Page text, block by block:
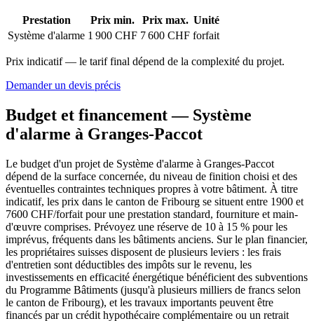
Prestation Prix min. Prix max. Unité
Système d'alarme 1 900 CHF 7 600 CHF forfait
Prix indicatif — le tarif final dépend de la complexité du projet.
Demander un devis précis
Budget et financement — Système
d'alarme à Granges-Paccot
Le budget d'un projet de Système d'alarme à Granges-Paccot
dépend de la surface concernée, du niveau de finition choisi et des
éventuelles contraintes techniques propres à votre bâtiment. À titre
indicatif, les prix dans le canton de Fribourg se situent entre 1900 et
7600 CHF/forfait pour une prestation standard, fourniture et main-
d'œuvre comprises. Prévoyez une réserve de 10 à 15 % pour les
imprévus, fréquents dans les bâtiments anciens. Sur le plan financier,
les propriétaires suisses disposent de plusieurs leviers : les frais
d'entretien sont déductibles des impôts sur le revenu, les
investissements en efficacité énergétique bénéficient des subventions
du Programme Bâtiments (jusqu'à plusieurs milliers de francs selon
le canton de Fribourg), et les travaux importants peuvent être
financés par un crédit hypothécaire complémentaire ou un retrait